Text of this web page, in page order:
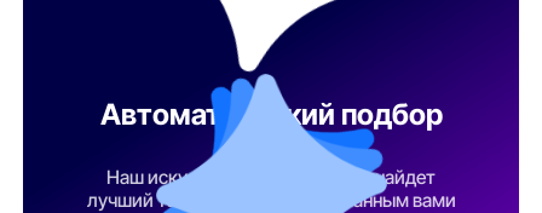
Автоматический подбор
тарифа
Наш искусственный интеллект найдет
лучший тарифный план по указанным вами